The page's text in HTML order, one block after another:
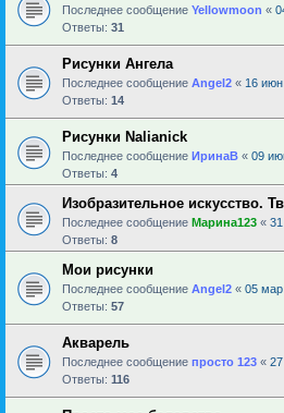
Последнее сообщение Yellowmoon «
Ответы: 31
Рисунки Ангела
Последнее сообщение Angel2 « 16
Ответы: 14
Рисунки Nalianick
Последнее сообщение ИринаВ « 09
Ответы: 4
Изобразительное искусство.
Последнее сообщение Марина123 «
Ответы: 8
Мои рисунки
Последнее сообщение Angel2 « 05 мар
Ответы: 57
Акварель
Последнее сообщение просто 123 «
Ответы: 116